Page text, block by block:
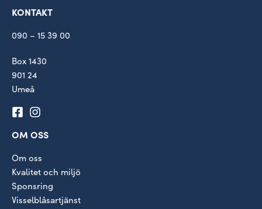
KONTAKT
Box 1430
901 24
Umeå
090 – 15 39 00
OM OSS
Om oss
Kvalitet och miljö
Sponsring
Visselblåsartjänst